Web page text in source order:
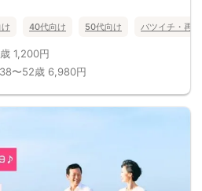
40代向け 50代向け バツイチ・再婚
1,200円
38〜52歳 6,980円